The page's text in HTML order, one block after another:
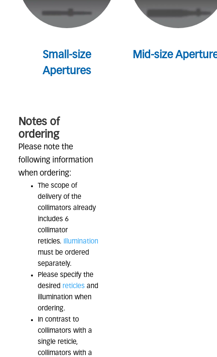
Small-size
Apertures
Mid-size
Notes of
ordering
Please note the
following information
when ordering:
The scope of
delivery of the
collimators already
includes 6
collimator
reticles. Illumination
must be ordered
separately.
Please specify the
desired reticles and
illumination when
ordering.
In contrast to
collimators with a
single reticle,
collimators with a